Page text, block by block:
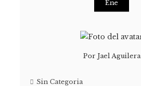
Ene
Por Jael Aguilera
Sin Categoria